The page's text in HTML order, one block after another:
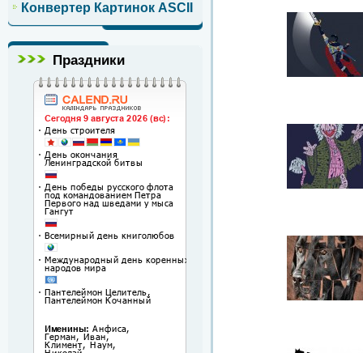
Конвертер Картинок ASCII
Праздники